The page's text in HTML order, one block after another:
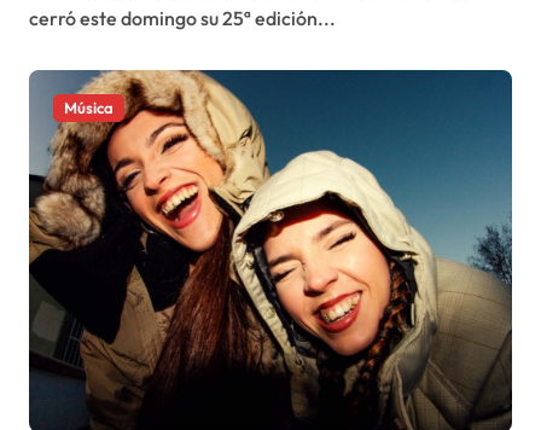
cerró este domingo su 25ª edición...
Música